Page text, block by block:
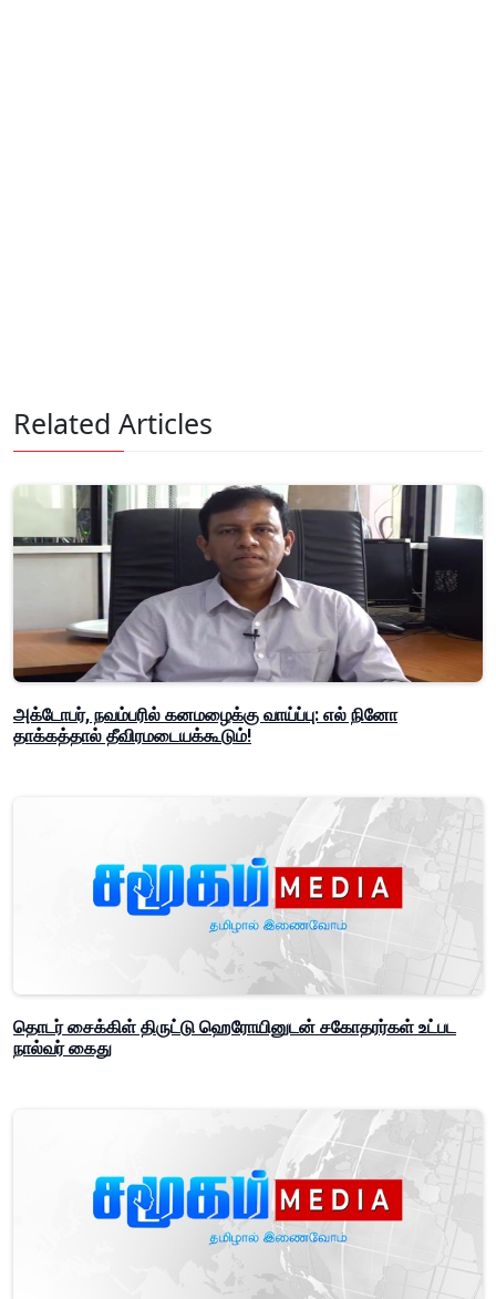
Related Articles
அக்டோபர், நவம்பரில் கனமழைக்கு வாய்ப்பு: எல் நினோ
தாக்கத்தால் தீவிரமடையக்கூடும்!
தொடர் சைக்கிள் திருட்டு ஹெரோயினுடன் சகோதரர்கள் உட்பட
நால்வர் கைது